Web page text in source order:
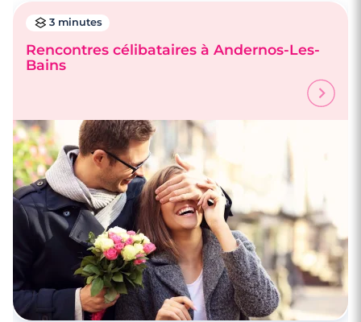
4 minutes
Rencontrez des célibataires à Bordeaux
3 minutes
Rencontres célibataires à Andernos-Les-
Bains